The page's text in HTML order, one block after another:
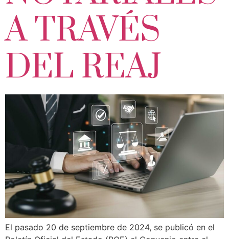
A TRAVÉS
DEL REAJ
El pasado 20 de septiembre de 2024, se publicó en el